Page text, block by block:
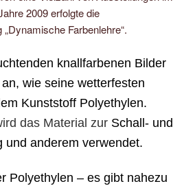
2009 erfolgte die
Farbenlehre“.
knallfarbenen Bilder
wie seine wetterfesten
Kunststoff Polyethylen.
das Material zur Schall- und
und anderem verwendet.
Polyethylen – es gibt nahezu